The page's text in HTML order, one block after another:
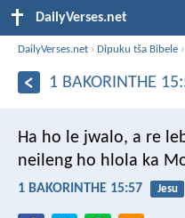
DailyVerses.net
DailyVerses.net ›Dipuku tša Bibele ›
1 BAKORINTHE
Ha ho le jwalo, a re
neileng ho hlola ka
1 BAKORINTHE 15:57 Jesu